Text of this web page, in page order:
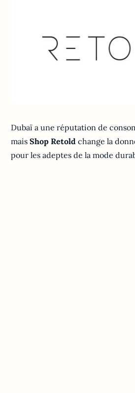
Dubaï a une réputation de
maisShop Retold change la
pour les adeptes de la mode